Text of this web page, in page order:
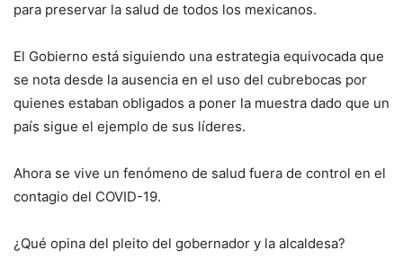
para preservar la salud de todos los mexicanos.
El Gobierno está siguiendo una estrategia equivocada que
se nota desde la ausencia en el uso del cubrebocas por
quienes estaban obligados a poner la muestra dado que un
país sigue el ejemplo de sus líderes.
Ahora se vive un fenómeno de salud fuera de control en el
contagio del COVID-19.
¿Qué opina del pleito del gobernador y la alcaldesa?